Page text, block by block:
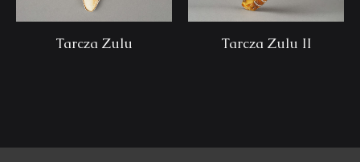
Tarcza Zulu Tarcza Zulu II